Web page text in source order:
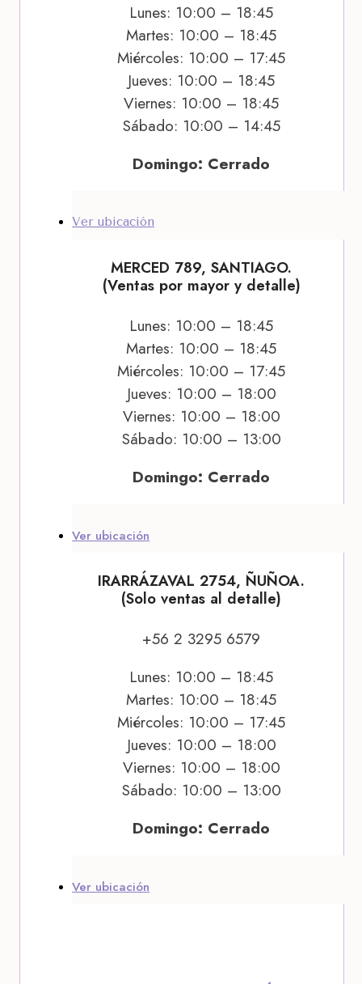
Lunes: 10:00 – 18:45
Martes: 10:00 – 18:45
Miércoles: 10:00 – 17:45
Jueves: 10:00 – 18:45
Viernes: 10:00 – 18:45
Sábado: 10:00 – 14:45
Domingo: Cerrado
Ver ubicación
MERCED 789, SANTIAGO.
(Ventas por mayor y detalle)
Lunes: 10:00 – 18:45
Martes: 10:00 – 18:45
Miércoles: 10:00 – 17:45
Jueves: 10:00 – 18:00
Viernes: 10:00 – 18:00
Sábado: 10:00 – 13:00
Domingo: Cerrado
Ver ubicación
IRARRÁZAVAL 2754, ÑUÑOA.
(Solo ventas al detalle)
+56 2 3295 6579
Lunes: 10:00 – 18:45
Martes: 10:00 – 18:45
Miércoles: 10:00 – 17:45
Jueves: 10:00 – 18:00
Viernes: 10:00 – 18:00
Sábado: 10:00 – 13:00
Domingo: Cerrado
Ver ubicación